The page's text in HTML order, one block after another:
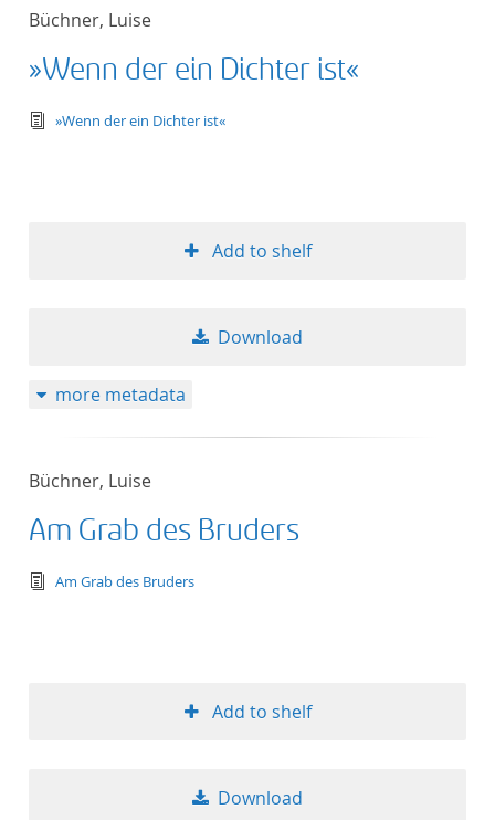
Büchner, Luise
»Wenn der ein Dichter ist«
text/tg.edition+tg.aggregation+xml
»Wenn der ein Dichter ist«
Add to shelf
Download
more metadata
Büchner, Luise
Am Grab des Bruders
text/tg.edition+tg.aggregation+xml
Am Grab des Bruders
Add to shelf
Download